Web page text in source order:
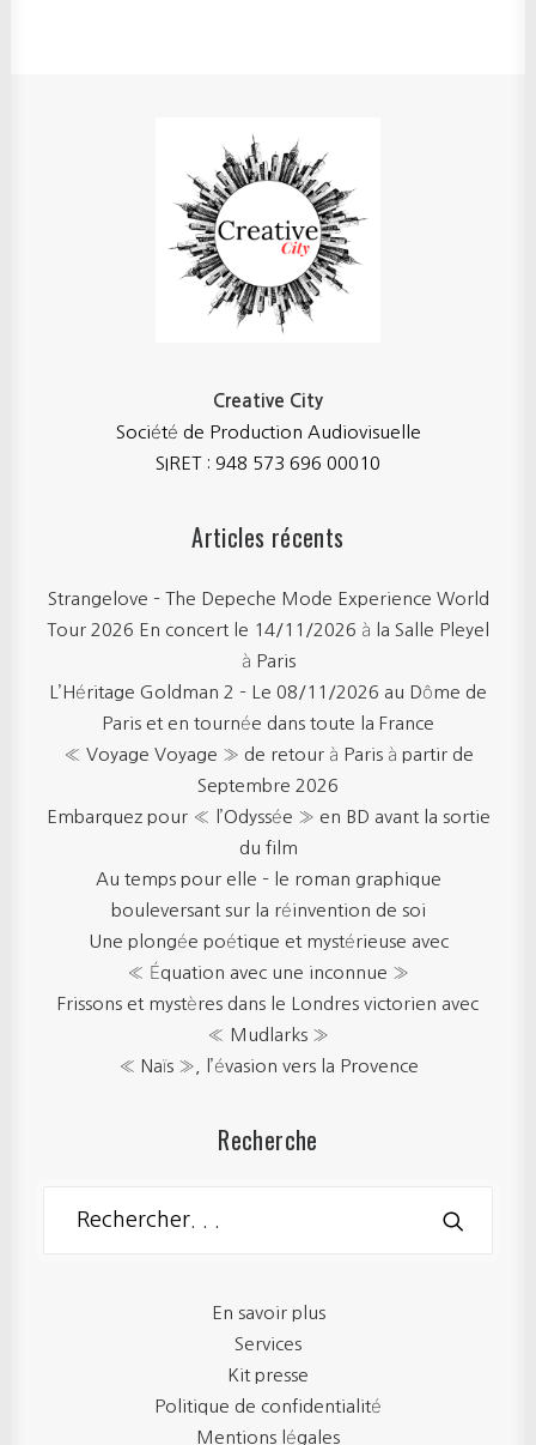
Creative City
Société de Production Audiovisuelle
SIRET : 948 573 696 00010
Articles récents
Strangelove – The Depeche Mode Experience World
Tour 2026 En concert le 14/11/2026 à la Salle Pleyel
à Paris
L’Héritage Goldman 2 – Le 08/11/2026 au Dôme de
Paris et en tournée dans toute la France
« Voyage Voyage » de retour à Paris à partir de
Septembre 2026
Embarquez pour « l’Odyssée » en BD avant la sortie
du film
Au temps pour elle – le roman graphique
bouleversant sur la réinvention de soi
Une plongée poétique et mystérieuse avec
« Équation avec une inconnue »
Frissons et mystères dans le Londres victorien avec
« Mudlarks »
« Naïs », l’évasion vers la Provence
Recherche
En savoir plus
Services
Kit presse
Politique de confidentialité
Mentions légales